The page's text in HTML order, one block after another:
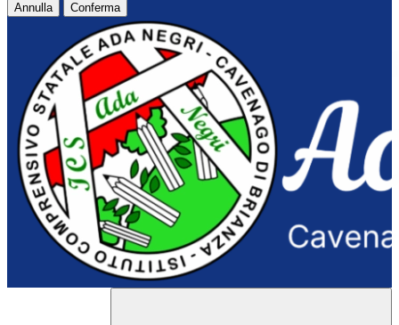
Annulla Conferma